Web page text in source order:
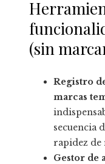
(sin
Registro
marcas
secuencia
rapidez de
Gestor de